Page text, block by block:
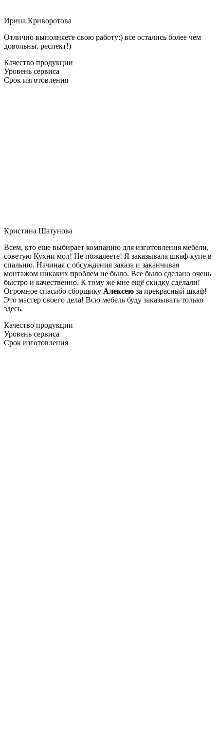
Ирина Криворотова
Отлично выполняете свою работу:) все остались более чем
довольны, респект!)
Качество продукции
Уровень сервиса
Срок изготовления
Кристина Шатунова
Всем, кто еще выбирает компанию для изготовления мебели,
советую Кухни мол! Не пожалеете! Я заказывала шкаф-купе в
спальню. Начиная с обсуждения заказа и заканчивая
монтажом никаких проблем не было. Все было сделано очень
быстро и качественно. К тому же мне ещё скидку сделали!
Огромное спасибо сборщику Алексею за прекрасный шкаф!
Это мастер своего дела! Всю мебель буду заказывать только
здесь.
Качество продукции
Уровень сервиса
Срок изготовления